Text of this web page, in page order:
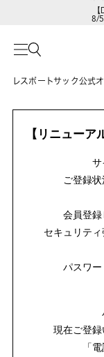
8/
レスポートサック公式
【リニューア
サ
ご登録状
会員登録
セキュリテ
パスワー
現在ご登録
「